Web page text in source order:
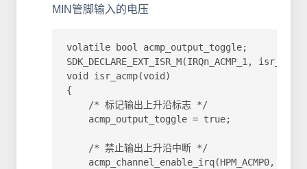
MIN管脚输入的电压
volatile bool acmp_output_toggle;
SDK_DECLARE_EXT_ISR_M(IRQn_ACMP_1, isr_acmp)
void isr_acmp(void)
{
    /* 标记输出上升沿标志 */
    acmp_output_toggle = true;
    /* 禁止输出上升沿中断 */
acmp_channel_enable_irq(HPM_ACMP0,